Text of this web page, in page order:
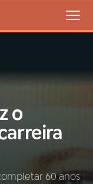
VIVO
o
60 anos